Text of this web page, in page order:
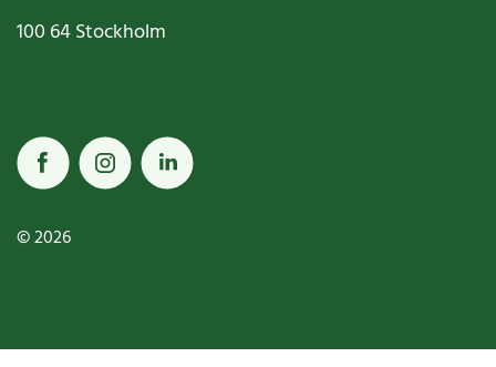
100 64Stockholm
© 2026